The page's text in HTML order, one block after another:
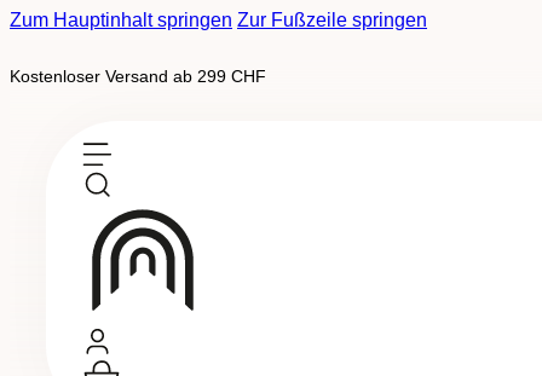
Zum Hauptinhalt springen Zur Fußzeile springen
Kostenloser Versand ab 299 CHF
Auf Bestellung erhältlich
Tradition, Medaillenweine
AOC Wallis
Merlot